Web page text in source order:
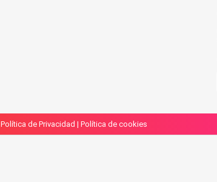
Política de Privacidad | Política de cookies